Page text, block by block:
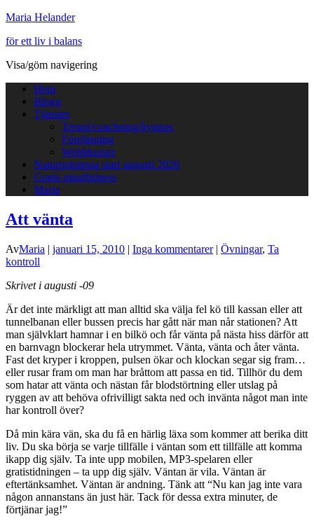
Maria Helander
för ett liv i balans
Visa/göm navigering
Hem
Blogg
Tjänster
Terapi/coachning/hypnos
Föreläsning
Webbkurser
Naturprästinna start augusti 2026
Gratis mindfulness
Maria
Att vänta
AvMaria | januari 15, 2010 | Inga kommentarer| Övningar, Ta
kontroll
Skrivet i augusti -09
Är det inte märkligt att man alltid ska välja fel kö till kassan eller att
tunnelbanan eller bussen precis har gått när man når stationen? Att
man självklart hamnar i en bilkö och får vänta på nästa hiss därför att
en barnvagn blockerar hela utrymmet. Vänta, vänta och åter vänta.
Fast det kryper i kroppen, pulsen ökar och klockan segar sig fram…
eller rusar fram om man har bråttom att passa en tid. Tillhör du dem
som hatar att vänta och nästan får blodstörtning eller utslag på
ryggen av att behöva ofrivilligt sakta ned och invänta något man inte
har kontroll över?
Då min kära vän, ska du få en härlig läxa som kommer att berika ditt
liv. Du ska börja se varje tillfälle i väntan som ett tillfälle att komma
ikapp dig själv. Ta inte upp mobilen, MP3-spelaren eller
gratistidningen – ta upp dig själv. Väntan är vila. Väntan är
eftertänksamhet. Väntan är andning. Tänk att “Nu kan jag inte vara
någon annanstans än just här. Tack för dessa extra minuter, de
förtjänar jag!”